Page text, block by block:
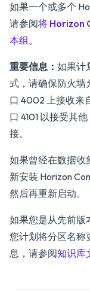
如果一个或多个
请参阅将 Horizon
本组。
重要信息： 如果计
式，请确保防火墙
口 4002 上接收来
口 4101 以接受其
接。
如果曾经在数据收
新安装 Horizon
然后再重新启动。
如果您是从先前版
您计划将分区名称
息，请参阅知识库